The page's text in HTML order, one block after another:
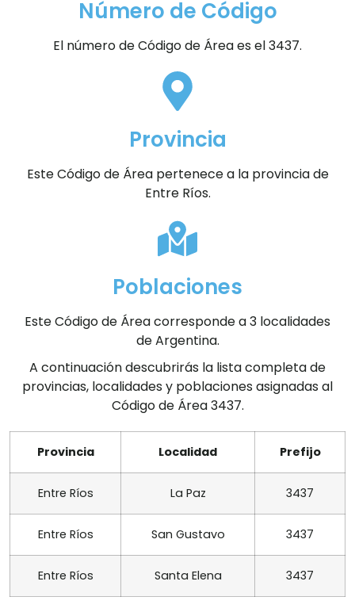
Número de Código
El número de Código de Área es el 3437.
Provincia
Este Código de Área pertenece a la provincia de
Entre Ríos.
Poblaciones
Este Código de Área corresponde a 3 localidades
de Argentina.
A continuación descubrirás la lista completa de
provincias, localidades y poblaciones asignadas al
Código de Área 3437.
Provincia Localidad Prefijo
Entre Ríos La Paz 3437
Entre Ríos San Gustavo 3437
Entre Ríos Santa Elena 3437